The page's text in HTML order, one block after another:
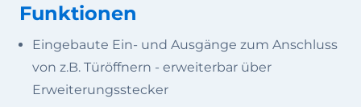
Funktionen
Eingebaute Ein- und Ausgänge zum Anschluss
von z.B. Türöffnern - erweiterbar über
Erweiterungsstecker